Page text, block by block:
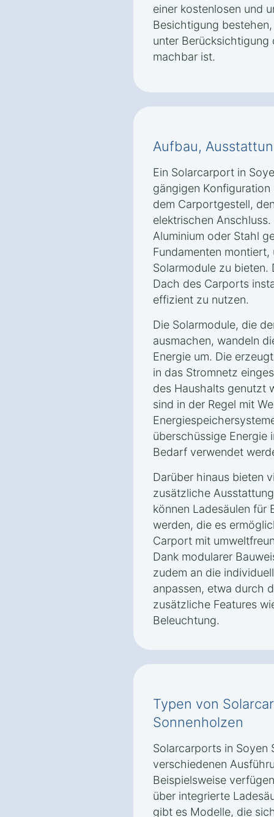
einer kostenlosen und
Besichtigung
unter
machbar ist.
Aufbau,
Ein Solarcarport in
gängigen
dem Carportgestell,
elektrischen
Aluminium oder Stahl
Fundamenten
Solarmodule zu bieten.
Dach des Carports
effizient zu nutzen.
Die Solarmodule, die
ausmachen, wandeln
Energie um. Die
in das Stromnetz
des Haushalts genutzt
sind in der Regel mit
überschüssige Energie
Bedarf verwendet
Darüber hinaus bieten
zusätzliche
können Ladesäulen für
werden, die es
Carport mit
Dank modularer
zudem an die
anpassen, etwa durch
zusätzliche Features
Beleuchtung.
Typen von
Sonnenholzen
Solarcarports in Soyen
verschiedenen
Beispielsweise
über integrierte
gibt es Modelle, die